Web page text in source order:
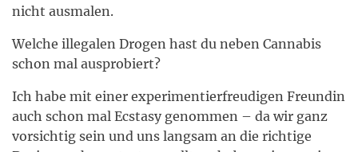
nicht ausmalen.
Welche illegalen Drogen hast du neben Cannabis
schon mal ausprobiert?
Ich habe mit einer experimentierfreudigen Freundin
auch schon mal Ecstasy genommen – da wir ganz
vorsichtig sein und uns langsam an die richtige